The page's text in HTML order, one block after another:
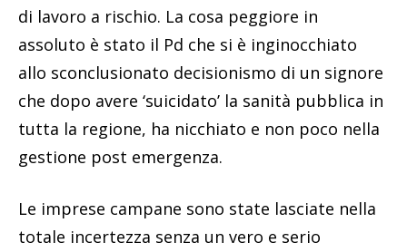
di lavoro a rischio. La cosa peggiore in
assoluto è stato il Pd che si è inginocchiato
allo sconclusionato decisionismo di un signore
che dopo avere ‘suicidato’ la sanità pubblica in
tutta la regione, ha nicchiato e non poco nella
gestione post emergenza.
Le imprese campane sono state lasciate nella
totale incertezza senza un vero e serio